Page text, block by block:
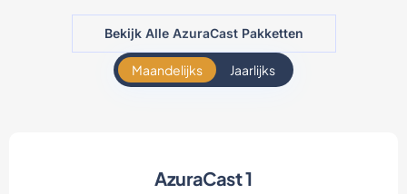
Bekijk Alle AzuraCast Pakketten
Maandelijks Jaarlijks
AzuraCast 1